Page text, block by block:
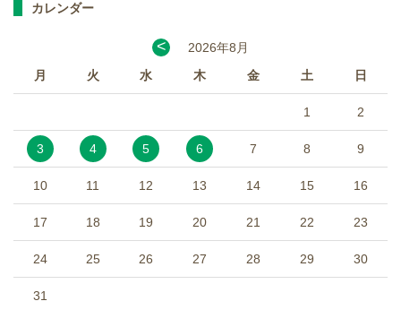
カレンダー
<
2026年8月
月
火 水 木 金 土 日
1 2
3 4 5 6 7 8 9
10 11 12 13 14 15 16
17 18 19 20 21 22 23
24 25 26 27 28 29 30
31